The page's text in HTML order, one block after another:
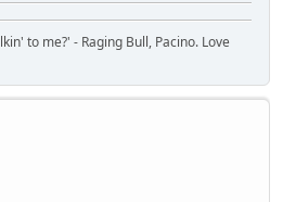
to me?' - Raging Bull, Pacino. Love